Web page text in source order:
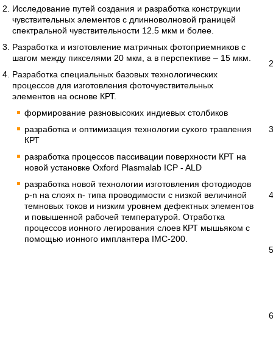
Исследование путей создания и разработка конструкции
чувствительных элементов с длинноволновой границей
спектральной чувствительности 12.5 мкм и более.
Разработка и изготовление матричных фотоприемников с
шагом между пикселями 20 мкм, а в перспективе – 15 мкм.
Разработка специальных базовых технологических
процессов для изготовления фоточувствительных
элементов на основе КРТ.
формирование разновысоких индиевых столбиков
разработка и оптимизация технологии сухого травления
КРТ
разработка процессов пассивации поверхности КРТ на
новой установке Oxford Plasmalab ICP - ALD
разработка новой технологии изготовления фотодиодов
p-n на слоях n- типа проводимости с низкой величиной
темновых токов и низким уровнем дефектных элементов
и повышенной рабочей температурой. Отработка
процессов ионного легирования слоев КРТ мышьяком с
помощью ионного имплантера IMC-200.